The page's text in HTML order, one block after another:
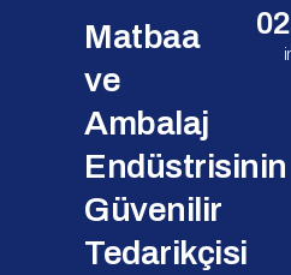
Matbaa
ve
Ambalaj
Endüstrisinin
Güvenilir
Tedarikçisi